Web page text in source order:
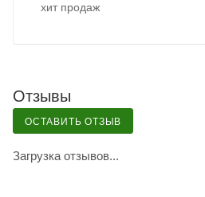
хит продаж
Отзывы
ОСТАВИТЬ ОТЗЫВ
Загрузка отзывов...